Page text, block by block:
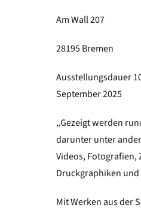
Am Wall 207
28195 Bremen
Ausstellungsdauer
September 2025
„Gezeigt werden
darunter unter
Videos, Fotografien,
Druckgraphiken
Mit Werken aus der